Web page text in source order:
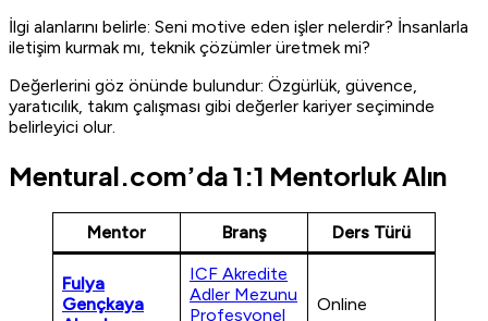
İlgi alanlarını belirle: Seni motive eden işler nelerdir? İnsanlarla
iletişim kurmak mı, teknik çözümler üretmek mi?
Değerlerini göz önünde bulundur: Özgürlük, güvence,
yaratıcılık, takım çalışması gibi değerler kariyer seçiminde
belirleyici olur.
Mentural.com’da 1:1 Mentorluk Alın
Mentor Branş Ders Türü
Fulya
Gençkaya
ICF Akredite
Adler Mezunu
Profesyonel
Online